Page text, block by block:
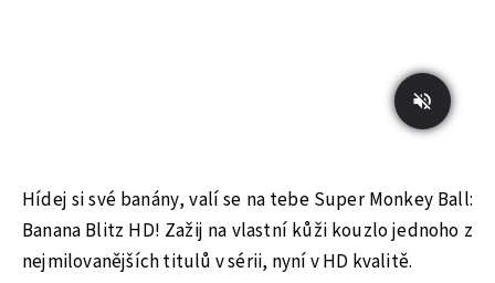
Hídej si své banány, valí se na tebe Super Monkey Ball:
Banana Blitz HD! Zažij na vlastní kůži kouzlo jednoho z
nejmilovanějších titulů v sérii, nyní v HD kvalitě.